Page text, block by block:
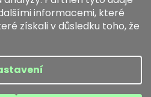
informacemi, které
získali v důsledku toho, že
cookies